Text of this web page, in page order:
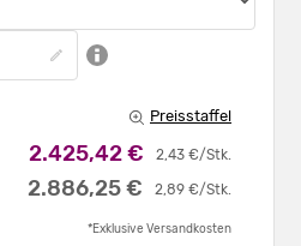
Preisstaffel
2,43 €/Stk.
2.425,42 €
2,89 €/Stk.
2.886,25 €
*Exklusive Versandkosten